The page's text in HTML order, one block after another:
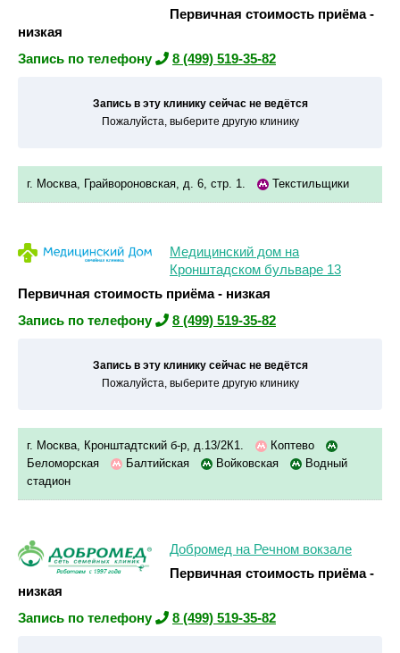
Первичная стоимость приёма -
низкая
Запись по телефону
8 (499) 519-35-82
Запись в эту клинику сейчас не ведётся
Пожалуйста, выберите другую клинику
г. Москва, Грайвороновская, д. 6, стр. 1. Текстильщики
Медицинский дом на
Кронштадском бульваре 13
Первичная стоимость приёма - низкая
Запись по телефону
8 (499) 519-35-82
Запись в эту клинику сейчас не ведётся
Пожалуйста, выберите другую клинику
г. Москва, Кронштадтский б-р, д.13/2К1.
Коптево
Беломорская
Балтийская Войковская
Водный
стадион
Добромед на Речном вокзале
Первичная стоимость приёма -
низкая
Запись по телефону
8 (499) 519-35-82